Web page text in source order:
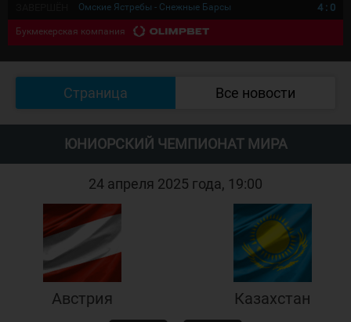
Омские Ястребы - Снежные Барсы 4: 0
Букмекерская компания
Страница Все новости
ЮНИОРСКИЙ ЧЕМПИОНАТ МИРА
24 апреля 2025 года, 19:00
Австрия Казахстан